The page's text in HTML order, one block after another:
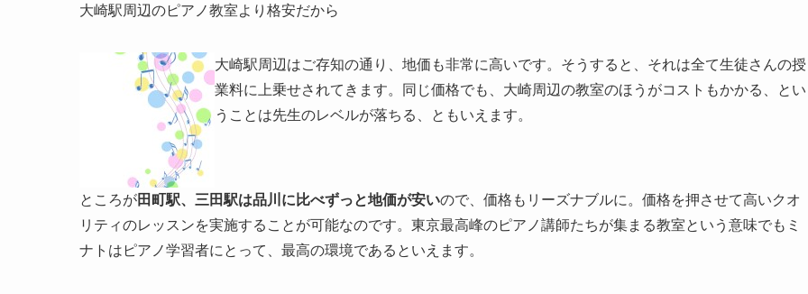
大崎駅周辺のピアノ教室より格安だから
大崎駅周辺はご存知の通り、地価も非常に高いです。そうすると、それは全て生徒さんの授
業料に上乗せされてきます。同じ価格でも、大崎周辺の教室のほうがコストもかかる、とい
うことは先生のレベルが落ちる、ともいえます。
ところが田町駅、三田駅は品川に比べずっと地価が安いので、価格もリーズナブルに。価格を押させて高いクオ
リティのレッスンを実施することが可能なのです。東京最高峰のピアノ講師たちが集まる教室という意味でもミ
ナトはピアノ学習者にとって、最高の環境であるといえます。